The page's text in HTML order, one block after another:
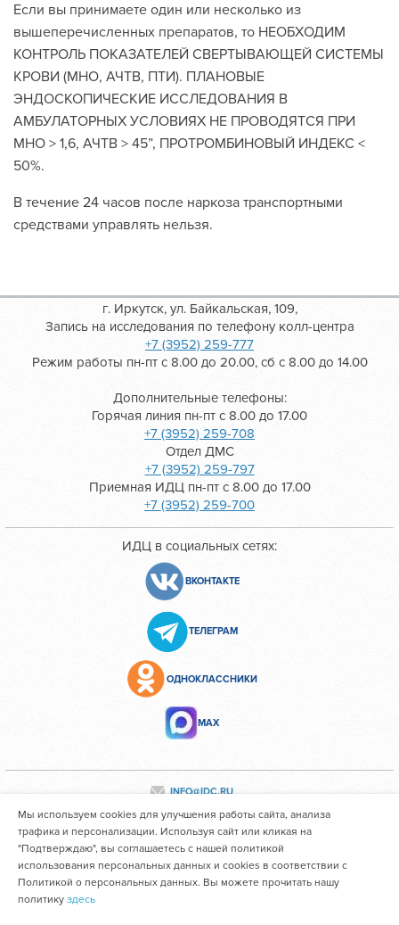
Если вы принимаете один или несколько из
вышеперечисленных препаратов, то НЕОБХОДИМ
КОНТРОЛЬ ПОКАЗАТЕЛЕЙ СВЕРТЫВАЮЩЕЙ СИСТЕМЫ
КРОВИ (МНО, АЧТВ, ПТИ). ПЛАНОВЫЕ
ЭНДОСКОПИЧЕСКИЕ ИССЛЕДОВАНИЯ В
АМБУЛАТОРНЫХ УСЛОВИЯХ НЕ ПРОВОДЯТСЯ ПРИ
МНО > 1,6, АЧТВ > 45”, ПРОТРОМБИНОВЫЙ ИНДЕКС <
50%.
В течение 24 часов после наркоза транспортными
средствами управлять нельзя.
г. Иркутск, ул. Байкальская, 109,
Запись на исследования по телефону колл-центра
+7 (3952) 259-777
Режим работы пн-пт с 8.00 до 20.00, сб с 8.00 до 14.00
Дополнительные телефоны:
Горячая линия пн-пт с 8.00 до 17.00
+7 (3952) 259-708
Отдел ДМС
+7 (3952) 259-797
Приемная ИДЦ пн-пт с 8.00 до 17.00
+7 (3952) 259-700
ИДЦ в социальных сетях:
ВКОНТАКТЕ
ТЕЛЕГРАМ
ОДНОКЛАССНИКИ
МАХ
INFO@IDC.RU
Все персональные данные сотрудников размещены с их
согласия
Областное государственное автономное учреждение
Мы используем cookies для улучшения работы сайта, анализа
трафика и персонализации. Используя сайт или кликая на
"Подтверждаю", вы соглашаетесь с нашей политикой
использования персональных данных и cookies в соответствии с
Политикой о персональных данных. Вы можете прочитать нашу
политику здесь